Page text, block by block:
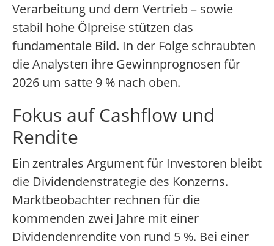
Verarbeitung und dem Vertrieb – sowie
stabil hohe Ölpreise stützen das
fundamentale Bild. In der Folge schraubten
die Analysten ihre Gewinnprognosen für
2026 um satte 9 % nach oben.
Fokus auf Cashflow und
Rendite
Ein zentrales Argument für Investoren bleibt
die Dividendenstrategie des Konzerns.
Marktbeobachter rechnen für die
kommenden zwei Jahre mit einer
Dividendenrendite von rund 5 %. Bei einer